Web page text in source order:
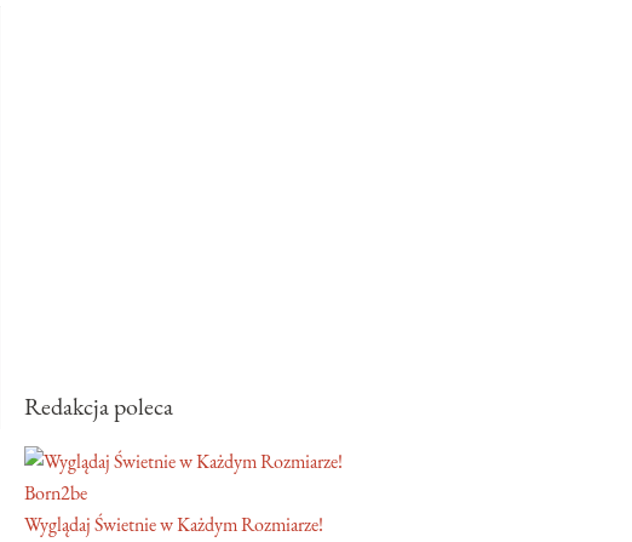
Redakcja poleca
Born2be
Wyglądaj Świetnie w Każdym Rozmiarze!